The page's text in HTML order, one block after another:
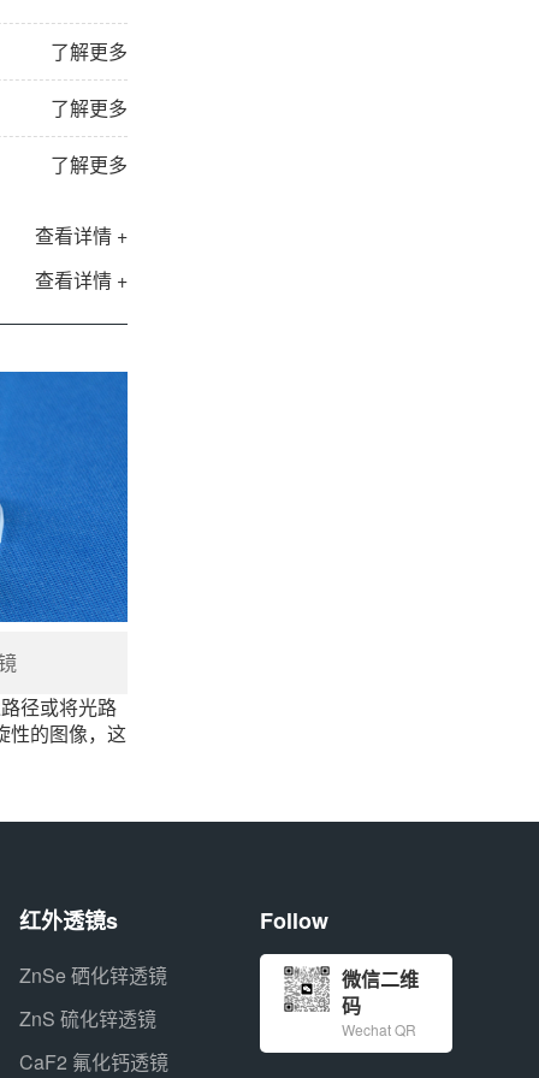
了解更多
了解更多
了解更多
查看详情 +
查看详情 +
径或将光路
性的图像，这
红外透镜s
ZnSe 硒化锌透镜
ZnS 硫化锌透镜
CaF2 氟化钙透镜
Follow
微信二维
码
Wechat QR